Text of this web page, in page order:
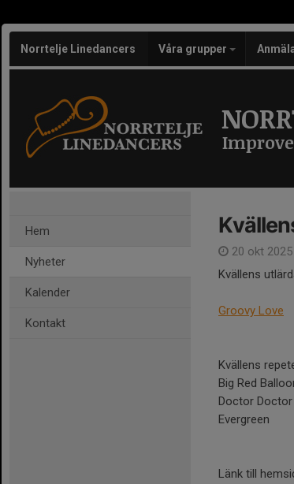
Norrtelje Linedancers Våra grupper
Hem
Nyheter
Kalender
Kontakt
20 okt 2025
Kvällens
Groovy Love
Kvällens
Big Red
Doctor Doctor
Evergreen
Länk till